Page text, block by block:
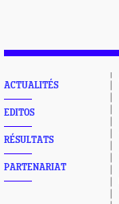
ACTUALITÉS
EDITOS
RÉSULTATS
PARTENARIAT